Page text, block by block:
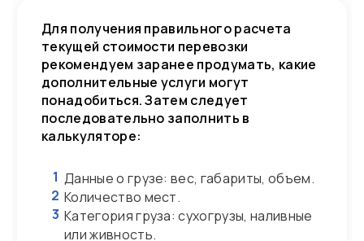
Для получения правильного расчета
текущей стоимости перевозки
рекомендуем заранее продумать, какие
дополнительные услуги могут
понадобиться. Затем следует
последовательно заполнить в
калькуляторе:
1 Данные о грузе: вес, габариты, объем.
2 Количество мест.
3 Категория груза: сухогрузы, наливные
или живность.